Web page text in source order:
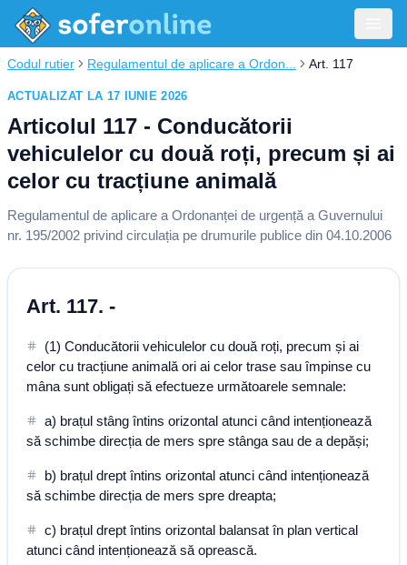
Codul rutier Regulamentul de aplicare a Ordon... Art. 117
ACTUALIZAT LA 17 IUNIE 2026
Articolul 117 - Conducătorii
vehiculelor cu două roți, precum și ai
celor cu tracțiune animală
Regulamentul de aplicare a Ordonanței de urgență a Guvernului
nr. 195/2002 privind circulația pe drumurile publice din 04.10.2006
Art. 117. -
(1) Conducătorii vehiculelor cu două roți, precum și ai
celor cu tracțiune animală ori ai celor trase sau împinse cu
mâna sunt obligați să efectueze următoarele semnale:
a) brațul stâng întins orizontal atunci când intenționează
să schimbe direcția de mers spre stânga sau de a depăși;
b) brațul drept întins orizontal atunci când intenționează
să schimbe direcția de mers spre dreapta;
c) brațul drept întins orizontal balansat în plan vertical
atunci când intenționează să oprească.